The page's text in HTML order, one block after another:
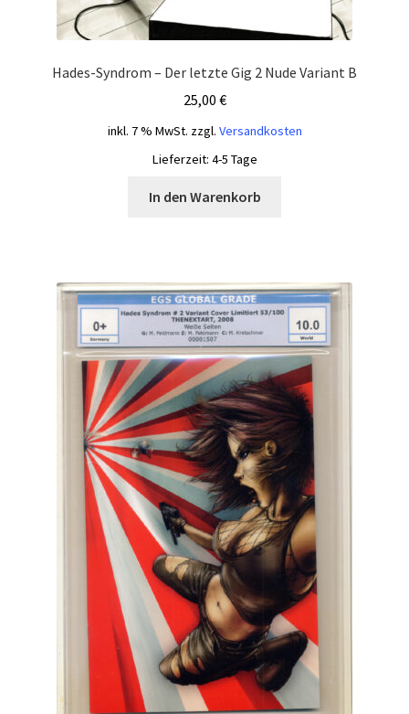
Hades-Syndrom – Der letzte Gig 2 Nude Variant B
25,00 €
inkl. 7 % MwSt. zzgl. Versandkosten
Lieferzeit: 4-5 Tage
In den Warenkorb